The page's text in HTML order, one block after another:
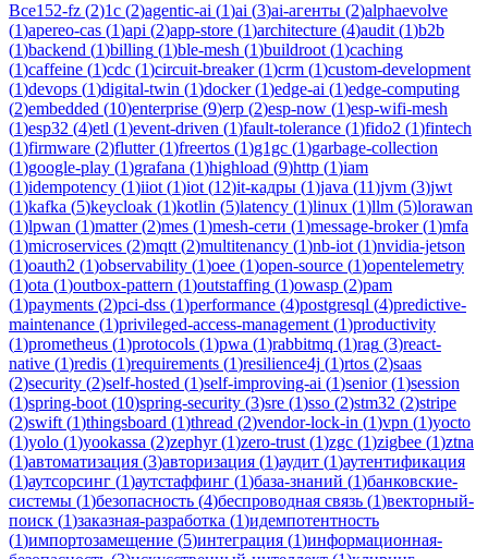
Все152-fz (2)1c (2)agentic-ai (1)ai (3)ai-агенты (2)alphaevolve
(1)apereo-cas (1)api (2)app-store (1)architecture (4)audit (1)b2b
(1)backend (1)billing (1)ble-mesh (1)buildroot (1)caching
(1)caffeine (1)cdc (1)circuit-breaker(1)crm (1)custom-development
(1)devops (1)digital-twin (1)docker(1)edge-ai (1)edge-computing
(2)embedded (10)enterprise (9)erp (2)esp-now (1)esp-wifi-mesh
(1)esp32 (4)etl (1)event-driven (1)fault-tolerance (1)fido2 (1)fintech
(1)firmware (2)flutter(1)freertos (1)g1gc (1)garbage-collection
(1)google-play (1)grafana (1)highload (9)http (1)iam
(1)idempotency (1)iiot (1)iot (12)it-кадры (1)java (11)jvm (3)jwt
(1)kafka (5)keycloak (1)kotlin (5)latency (1)linux (1)llm (5)lorawan
(1)lpwan (1)matter(2)mes (1)mesh-сети (1)message-broker(1)mfa
(1)microservices (2)mqtt (2)multitenancy (1)nb-iot (1)nvidia-jetson
(1)oauth2 (1)observability (1)oee (1)open-source (1)opentelemetry
(1)ota (1)outbox-pattern (1)outstaffing (1)owasp (2)pam
(1)payments (2)pci-dss (1)performance (4)postgresql (4)predictive-
maintenance (1)privileged-access-management (1)productivity
(1)prometheus (1)protocols (1)pwa (1)rabbitmq (1)rag (3)react-
native (1)redis (1)requirements (1)resilience4j (1)rtos (2)saas
(2)security (2)self-hosted (1)self-improving-ai (1)senior(1)session
(1)spring-boot (10)spring-security (3)sre (1)sso (2)stm32 (2)stripe
(2)swift (1)thingsboard (1)thread (2)vendor-lock-in (1)vpn (1)yocto
(1)yolo (1)yookassa (2)zephyr(1)zero-trust (1)zgc (1)zigbee (1)ztna
(1)автоматизация (3)авторизация (1)аудит (1)аутентификация
(1)аутсорсинг (1)аутстаффинг (1)база-знаний (1)банковские-
системы (1)безопасность (4)беспроводная связь (1)векторный-
поиск (1)заказная-разработка (1)идемпотентность
(1)импортозамещение (5)интеграция (1)информационная-